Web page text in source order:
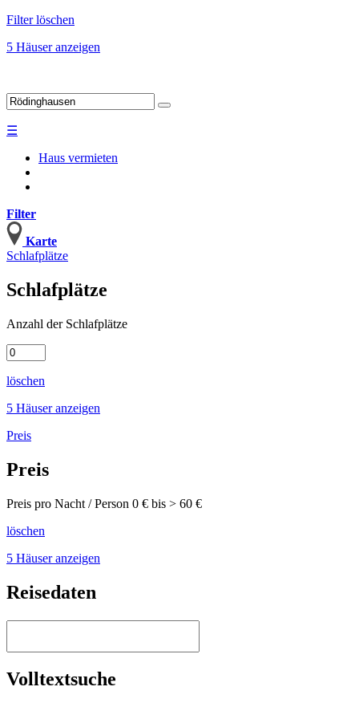
Filter löschen
5 Häuser anzeigen
☰
Haus vermieten
Filter
Karte
Schlafplätze
Schlafplätze
Anzahl der Schlafplätze
löschen
5 Häuser anzeigen
Preis
Preis
Preis pro Nacht / Person 0 € bis > 60 €
löschen
5 Häuser anzeigen
Reisedaten
Volltextsuche